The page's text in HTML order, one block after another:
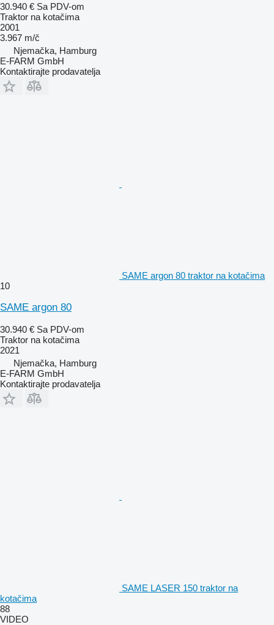
30.940 € Sa PDV-om
Traktor na kotačima
2001
3.967 m/č
Njemačka, Hamburg
E-FARM GmbH
Kontaktirajte prodavatelja
SAME argon 80 traktor na kotačima
10
SAME argon 80
30.940 € Sa PDV-om
Traktor na kotačima
2021
Njemačka, Hamburg
E-FARM GmbH
Kontaktirajte prodavatelja
SAME LASER 150 traktor na
kotačima
88
VIDEO